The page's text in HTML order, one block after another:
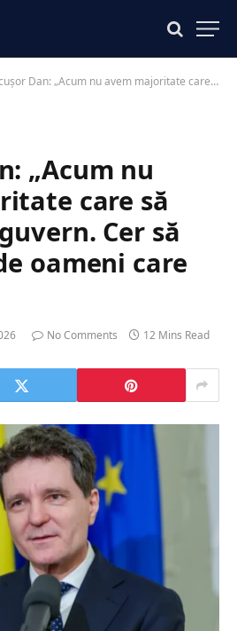
Dan: „Acum nu avem majoritate care să susțină un guvern. Cer să existe 233 de oameni care să voteze”
„Acum nu
care să
Cer să
oameni care
No Comments 12 Mins Read